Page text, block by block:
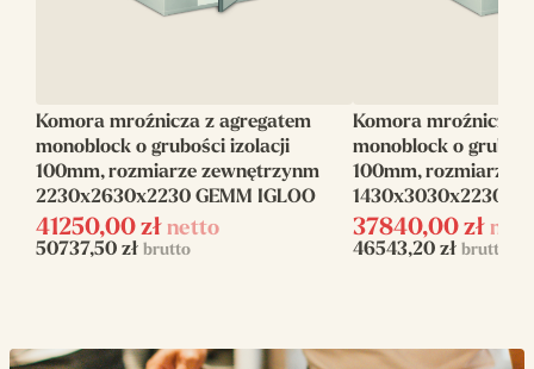
(kW)
1.5
Zasilanie elektryczne
Napięcie zasilania
Komora mroźnicza z agregatem
monoblock o grubości izolacji
100mm, rozmiarze zewnętrzynm
2230x2630x2230 GEMM IGLOO
41250,00 zł netto
50737,50 zł brutto
Komora mroźnicza
monoblock o
100mm, rozmiarze
1430x3030x2230
37840,00 zł
46543,20 zł brutto